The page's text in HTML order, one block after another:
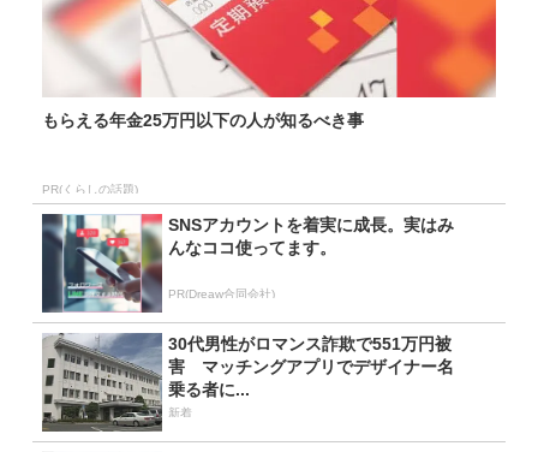
もらえる年金25万円以下の人が知るべき事
PR(くらしの話題)
SNSアカウントを着実に成長。実はみ
んなココ使ってます。
PR(Dreaw合同会社)
30代男性がロマンス詐欺で551万円被
害 マッチングアプリでデザイナー名
乗る者に...
新着